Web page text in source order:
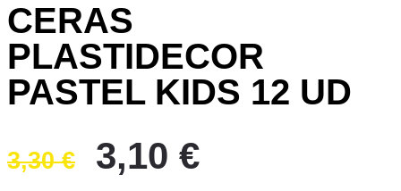
CERAS
PLASTIDECOR
PASTEL KIDS 12 UD
3,30€
El
precio
3,10 €El